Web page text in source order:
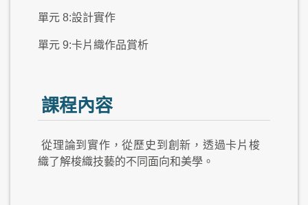
單元 8:設計實作
單元 9:卡片織作品賞析
課程內容
從理論到實作，從歷史到創新，透過卡片梭
織了解梭織技藝的不同面向和美學。